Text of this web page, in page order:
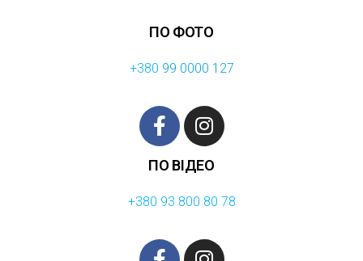
ПО ФОТО
+380 99 0000 127
ПО ВІДЕО
+380 93 800 80 78